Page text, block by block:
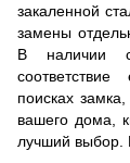
закаленной
замены
В наличии
поисках
вашего дома,
лучший выбор.